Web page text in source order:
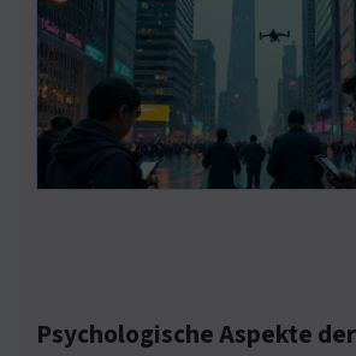
Psychologische Aspekte